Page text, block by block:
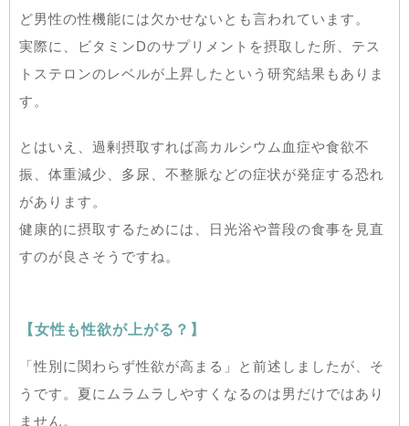
ど男性の性機能には欠かせないとも言われています。
実際に、ビタミンDのサプリメントを摂取した所、テス
トステロンのレベルが上昇したという研究結果もありま
す。
とはいえ、過剰摂取すれば高カルシウム血症や食欲不
振、体重減少、多尿、不整脈などの症状が発症する恐れ
があります。
健康的に摂取するためには、日光浴や普段の食事を見直
すのが良さそうですね。
【女性も性欲が上がる？】
「性別に関わらず性欲が高まる」と前述しましたが、そ
うです。夏にムラムラしやすくなるのは男だけではあり
ません。